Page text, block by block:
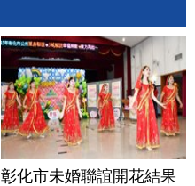
彰化市未婚聯誼開花結果